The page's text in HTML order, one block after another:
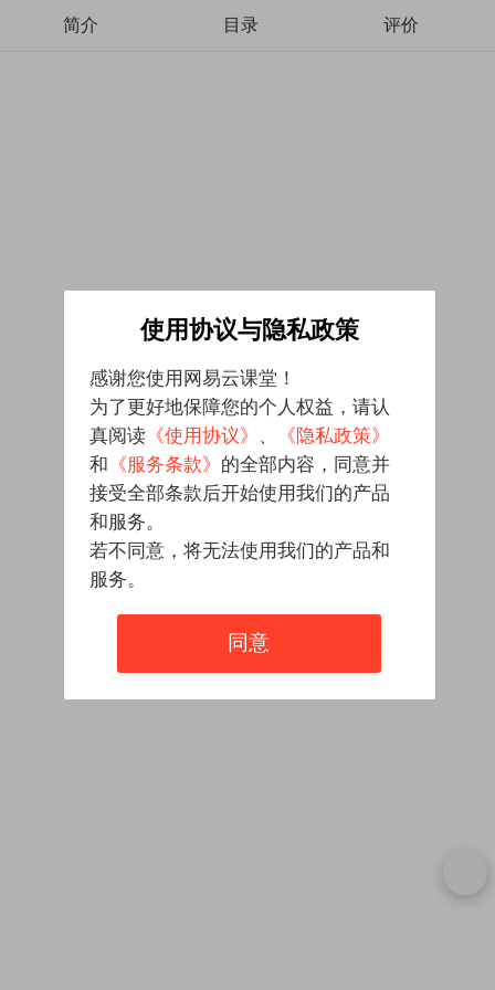
简介 目录 评价
使用协议与隐私政策
感谢您使用网易云课堂！
为了更好地保障您的个人权益，请认
真阅读 《使用协议》 、
《隐私政策》
和 《服务条款》 的全部内容，同意并
接受全部条款后开始使用我们的产品
和服务。
若不同意，将无法使用我们的产品和
服务。
同意